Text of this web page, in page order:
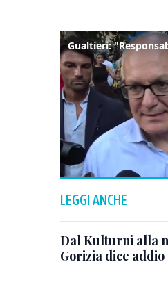
LEGGI ANCHE
Dal Kulturni alla
Gorizia dice addio